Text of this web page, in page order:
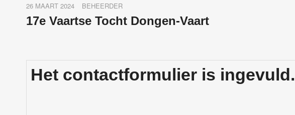
26 MAART 2024 BEHEERDER
17e Vaartse Tocht Dongen-Vaart
Het contactformulier is ingevuld.